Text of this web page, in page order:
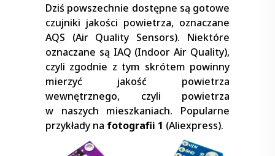
Dziś powszechnie dostępne są gotowe
czujniki jakości powietrza, oznaczane
AQS (Air Quality Sensors). Niektóre
oznaczane są IAQ (Indoor Air Quality),
czyli zgodnie z tym skrótem powinny
mierzyć jakość powietrza
wewnętrznego, czyli powietrza
w naszych mieszkaniach. Popularne
przykłady na fotografii 1 (Aliexpress).